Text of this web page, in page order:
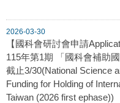
2026-03-30
【國科會研討會申請
115年第1期 「國科會補助
截止3/30(National Science
Funding for Holding of
Taiwan (2026 first ephase))